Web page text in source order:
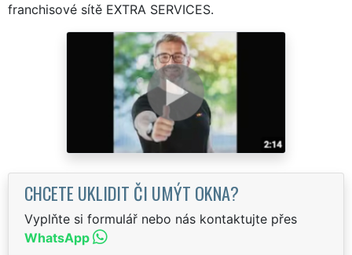
franchisové sítě EXTRA SERVICES.
CHCETE UKLIDIT ČI UMÝT OKNA?
Vyplňte si formulář nebo nás kontaktujte přes
WhatsApp